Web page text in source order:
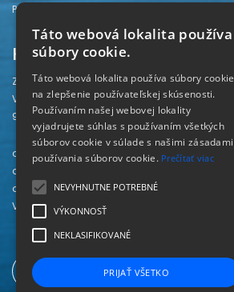
Piatok
Kontakt
Záhorská knižnica
Vajanského 28
905 01 Senica
odd. beletrie 034/654 3780
odd. odbornej literatúry 034/651 2710
odd. pre deti a mládež 034/654 6519
Viac kontaktov nájdete
Táto webová lokalita používa
súbory cookie.
Táto webová lokalita používa súbory cookie
na zlepšenie používateľskej skúsenosti.
Používaním našej webovej lokality
vyjadrujete súhlas s používaním všetkých
súborov cookie v súlade s našimi zásadami
používania súborov cookie. Prečítať viac
NEVYHNUTNE POTREBNÉ
VÝKONNOSŤ
NEKLASIFIKOVANÉ
PRIJAŤ VŠETKO